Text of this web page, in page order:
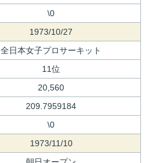
\0
1973/10/27
全日本女子プロサーキット
11位
20,560
209.7959184
\0
1973/11/10